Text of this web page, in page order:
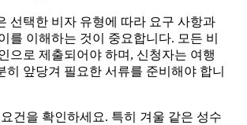
선택한 비자 유형에 따라 요구 사항과
를 이해하는 것이 중요합니다. 모든 비
으로 제출되어야 하며, 신청자는 여행
히 앞당겨 필요한 서류를 준비해야 합니
건을 확인하세요. 특히 겨울 같은 성수